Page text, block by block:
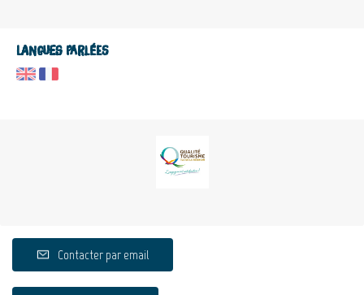
Langues parlées
Contacter par email